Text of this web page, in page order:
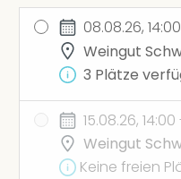
08.08.26,
Weingut
3 Plätze
15.08.26,
Weingut
Keine freien